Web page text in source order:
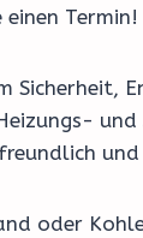
Termin!
und
oder